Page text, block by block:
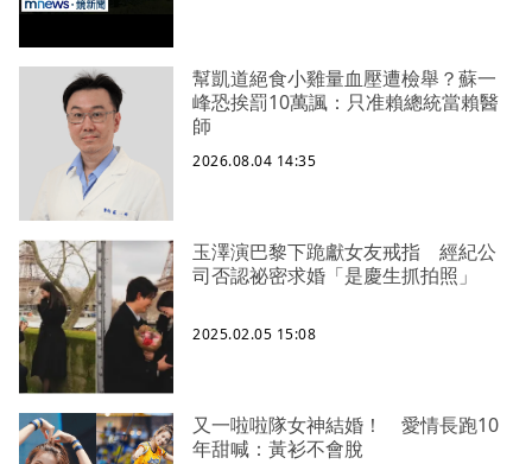
幫凱道絕食小雞量血壓遭檢舉？蘇一
峰恐挨罰10萬諷：只准賴總統當賴醫
師
2026.08.04 14:35
玉澤演巴黎下跪獻女友戒指 經紀公
司否認祕密求婚「是慶生抓拍照」
2025.02.05 15:08
又一啦啦隊女神結婚！ 愛情長跑10
年甜喊：黃衫不會脫